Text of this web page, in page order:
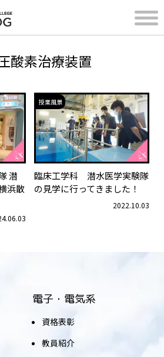
酸素治療装置
潜
浜散
授業風景
臨床工学科 潜水医学実験隊
の見学に行ってきました！
2022.10.03
電子・電気系
資格表彰
教員紹介